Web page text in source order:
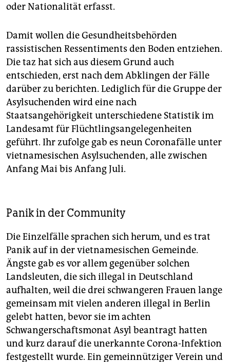
oder Nationalität erfasst.
Damit wollen die Gesundheitsbehörden
rassistischen Ressentiments den Boden entziehen.
Die taz hat sich aus diesem Grund auch
entschieden, erst nach dem Abklingen der Fälle
darüber zu berichten. Lediglich für die Gruppe der
Asylsuchenden wird eine nach
Staatsangehörigkeit unterschiedene Statistik im
Landesamt für Flüchtlingsangelegenheiten
geführt. Ihr zufolge gab es neun Coronafälle unter
vietnamesischen Asylsuchenden, alle zwischen
Anfang Mai bis Anfang Juli.
Panik in der Community
Die Einzelfälle sprachen sich herum, und es trat
Panik auf in der vietnamesischen Gemeinde.
Ängste gab es vor allem gegenüber solchen
Landsleuten, die sich illegal in Deutschland
aufhalten, weil die drei schwangeren Frauen lange
gemeinsam mit vielen anderen illegal in Berlin
gelebt hatten, bevor sie im achten
Schwangerschaftsmonat Asyl beantragt hatten
und kurz darauf die unerkannte Corona-Infektion
festgestellt wurde. Ein gemeinnütziger Verein und